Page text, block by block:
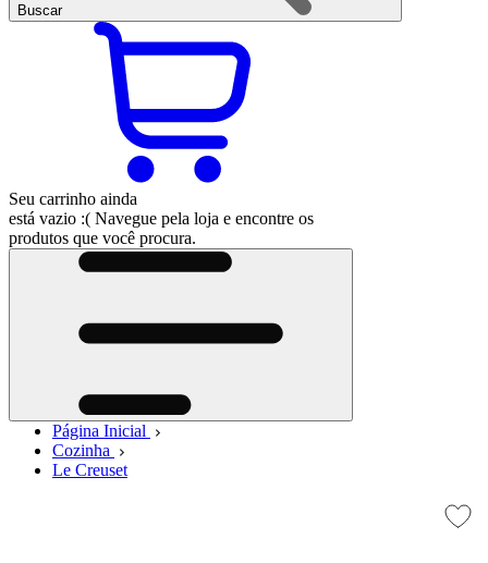
Buscar
Seu carrinho ainda
está vazio :( Navegue pela loja e encontre os
produtos que você procura.
Página Inicial
Cozinha
Le Creuset